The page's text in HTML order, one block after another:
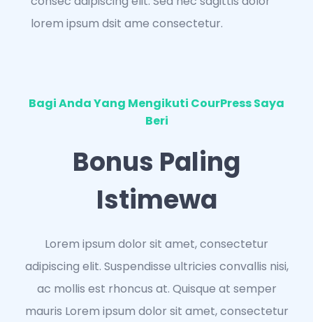
lorem ipsum dsit ame consectetur.
Bagi Anda Yang Mengikuti CourPress Saya
Beri
Bonus Paling
Istimewa
Lorem ipsum dolor sit amet, consectetur
adipiscing elit. Suspendisse ultricies convallis nisi,
ac mollis est rhoncus at. Quisque at semper
mauris Lorem ipsum dolor sit amet, consectetur